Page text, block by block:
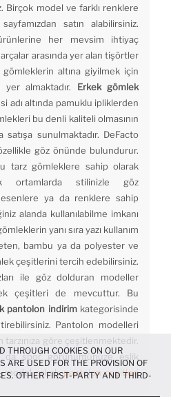
Birçok model ve farklı renklere
satın alabilirsiniz.
her mevsim ihtiyaç
arasında yer alan tişörtler
altına giyilmek için
almaktadır. Erkek gömlek
adı altında pamuklu ipliklerden
bu denli kaliteli olmasının
satışa sunulmaktadır. DeFacto
göz önünde bulundurur.
tarz gömleklere sahip olarak
ortamlarda stilinizle göz
ya da renklere sahip
alanda kullanılabilme imkanı
yanı sıra yazı kullanım
bambu ya da polyester ve
çeşitlerini tercih edebilirsiniz.
ile göz dolduran modeller
çeşitleri de mevcuttur. Bu
pantolon indirimkategorisinde
Pantolon modelleri
göre çeşitlenmektedir.
da spor görünümünüze eşlik
modelerkek pantolon çeşitleri
THROUGH COOKIES ON OUR
ARE USED FOR THE PROVISION OF
OTHER FIRST-PARTY AND THIRD-
LIMITED BASIS, TO PROVIDE YOU